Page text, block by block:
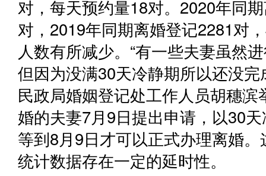
对，每天预约量18对。2020年同
对，2019年同期离婚登记2281对
人数有所减少。“有一些夫妻虽然
但因为没满30天冷静期所以还没完
民政局婚姻登记处工作人员胡穗滨
婚的夫妻7月9日提出申请，以30
等到8月9日才可以正式办理离婚
统计数据存在一定的延时性。